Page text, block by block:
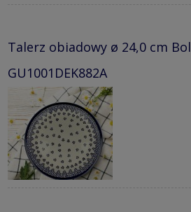
Talerz obiadowy ø 24,0 cm
GU1001DEK882A